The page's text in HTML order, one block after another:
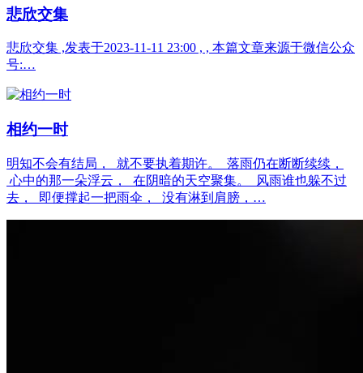
悲欣交集
悲欣交集 ,发表于2023-11-11 23:00 , , 本篇文章来源于微信公众
号:…
相约一时
明知不会有结局， 就不要执着期许。 落雨仍在断断续续，
心中的那一朵浮云， 在阴暗的天空聚集。 风雨谁也躲不过
去， 即便撑起一把雨伞， 没有淋到肩膀，…